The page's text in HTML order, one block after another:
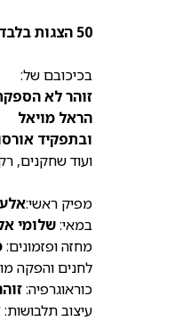
50 הצגות בלבד!
בכיכובם של:
זוהר לא
הראל מויאל
ובתפקיד
ועוד שחקנים,
מפיק ראשי:
במאי:שלומי
מחזה ופזמונים:
לחנים והפקה
כוראוגרפיה:
עיצוב תלבושות: